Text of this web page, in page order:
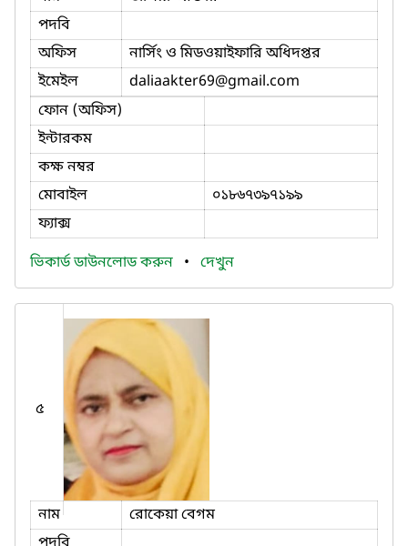
পদবি
অফিস
নার্সিং ও মিডওয়াইফারি অধিদপ্তর
ইমেইল
daliaakter69@gmail.com
ফোন (অফিস)
ইন্টারকম
কক্ষ নম্বর
মোবাইল
০১৮৬৭৩৯৭১৯৯
ফ্যাক্স
ভিকার্ড ডাউনলোড করুন • দেখুন
৫
নাম
রোকেয়া বেগম